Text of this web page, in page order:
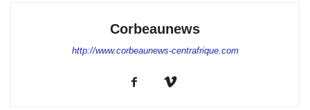
Corbeaunews
http://www.corbeaunews-centrafrique.com